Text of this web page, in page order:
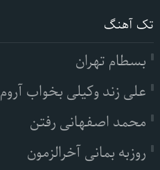
تک آهنگ
بسطام تهران
علی زند وکیلی بخواب آروم
محمد اصفهانی رفتن
روزبه بمانی آخرالزمون